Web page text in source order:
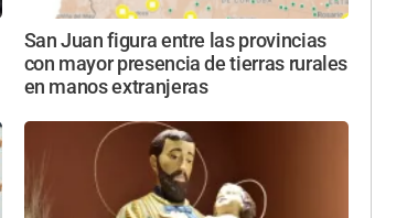
San Juan figura entre las provincias
con mayor presencia de tierras rurales
en manos extranjeras